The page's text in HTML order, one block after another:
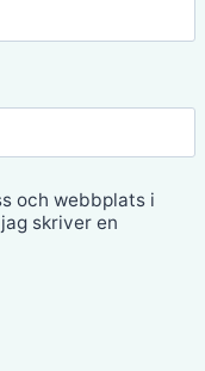
och webbplats i
skriver en